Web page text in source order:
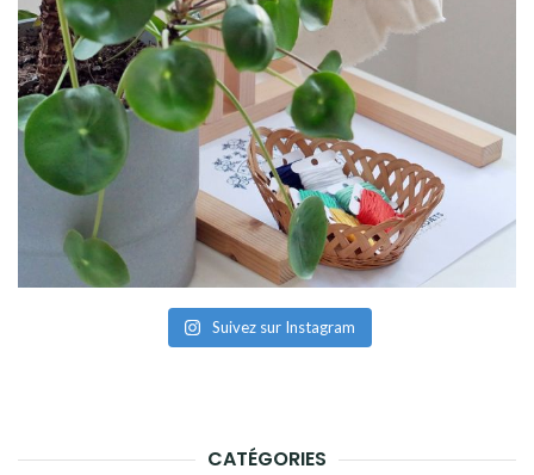
Suivez sur Instagram
CATÉGORIES